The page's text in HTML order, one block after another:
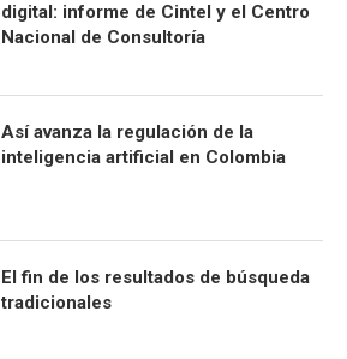
digital: informe de Cintel y el Centro
Nacional de Consultoría
Así avanza la regulación de la
inteligencia artificial en Colombia
El fin de los resultados de búsqueda
tradicionales